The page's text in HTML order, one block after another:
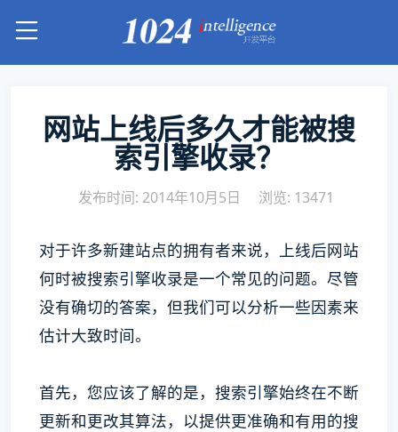
网站上线后多久才能被搜
索引擎收录？
发布时间: 2014年10月5日 浏览: 13471
对于许多新建站点的拥有者来说，上线后网站
何时被搜索引擎收录是一个常见的问题。尽管
没有确切的答案，但我们可以分析一些因素来
估计大致时间。
首先，您应该了解的是，搜索引擎始终在不断
更新和更改其算法，以提供更准确和有用的搜